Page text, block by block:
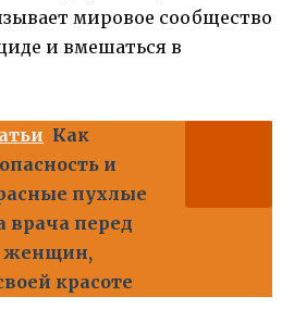
мировое сообщество
и вмешаться в
Как
и
пухлые
врача перед
женщин,
красоте